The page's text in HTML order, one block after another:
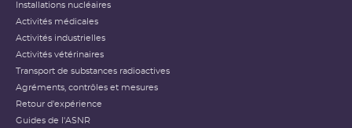
Installations nucléaires
Activités médicales
Activités industrielles
Activités vétérinaires
Transport de substances radioactives
Agréments, contrôles et mesures
Retour d'expérience
Guides de l'ASNR